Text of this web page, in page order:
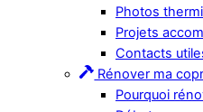
Photos
Projets
Contacts
Rénover ma
Pourquoi